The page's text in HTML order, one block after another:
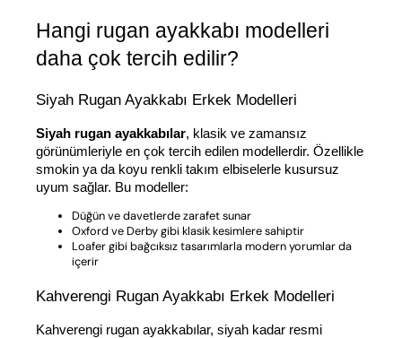
Hangi rugan ayakkabı modelleri
daha çok tercih edilir?
Siyah Rugan Ayakkabı Erkek Modelleri
Siyah rugan ayakkabılar, klasik ve zamansız
görünümleriyle en çok tercih edilen modellerdir. Özellikle
smokin ya da koyu renkli takım elbiselerle kusursuz
uyum sağlar. Bu modeller:
Düğün ve davetlerde zarafet sunar
Oxford ve Derby gibi klasik kesimlere sahiptir
Loafer gibi bağcıksız tasarımlarla modern yorumlar da
içerir
Kahverengi Rugan Ayakkabı Erkek Modelleri
Kahverengi rugan ayakkabılar, siyah kadar resmi